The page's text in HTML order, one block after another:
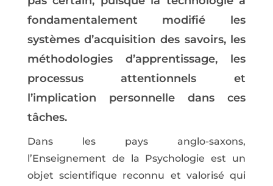
fondamentalement modifié les
systèmes d’acquisition des savoirs, les
méthodologies d’apprentissage, les
processus attentionnels et
l’implication personnelle dans ces
tâches.
Dans les pays anglo-saxons,
l’Enseignement de la Psychologie est un
objet scientifique reconnu et valorisé qui